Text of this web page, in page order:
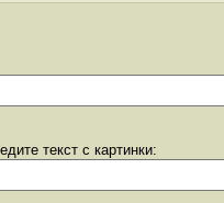
текст с картинки: